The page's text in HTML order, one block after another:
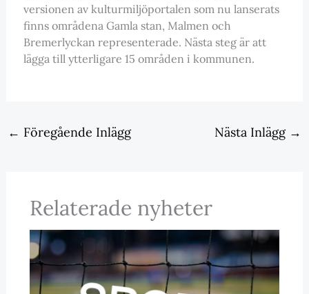
versionen av kulturmiljöportalen som nu lanserats
finns områdena Gamla stan, Malmen och
Bremerlyckan representerade. Nästa steg är att
lägga till ytterligare 15 områden i kommunen.
← Föregående Inlägg Nästa Inlägg →
Relaterade nyheter